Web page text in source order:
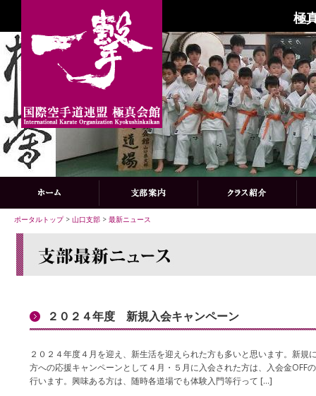
極
ポータルトップ> 山口支部 > 最新ニュース
２０２４年度 新規入会キャンペーン
２０２４年度４月を迎え、新生活を迎えられた方も多いと思います。新規
方への応援キャンペーンとして４月・５月に入会された方は、入会金OFF
行います。興味ある方は、随時各道場でも体験入門等行って […]